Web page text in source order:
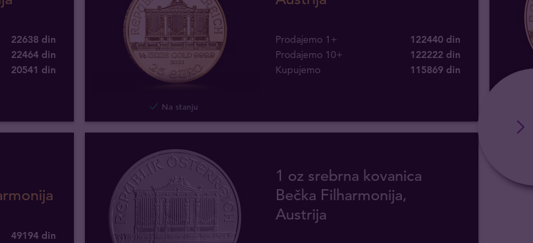
22638 din
22464 din
20541 din
Na stanju
Prodajemo 1+
122440 din
Prodajemo 10+
122222 din
Kupujemo
115869 din
49194 din
1 oz srebrna kovanica
Bečka Filharmonija,
Austrija